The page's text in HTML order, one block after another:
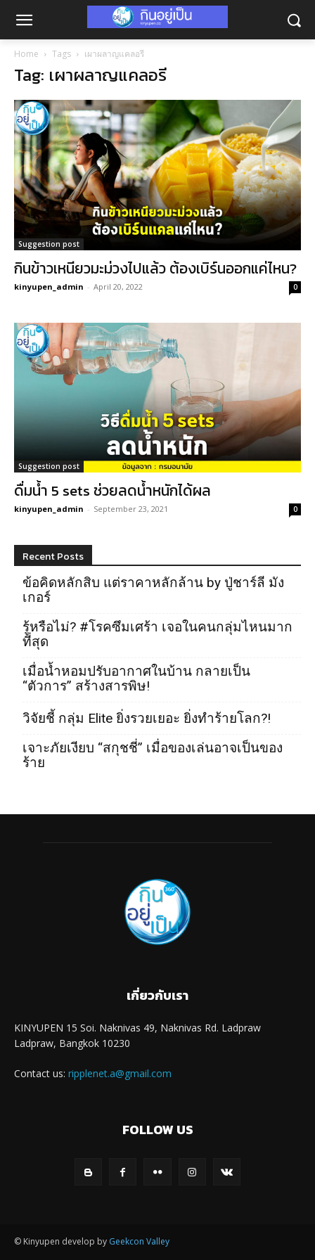
Home Tags เผาผลาญแคลอรี
Tag: เผาผลาญแคลอรี
Suggestion post
กินข้าวเหนียวมะม่วงไปแล้ว ต้องเบิร์นออกแค่ไหน?
kinyupen_admin - April 20, 2022 0
Suggestion post
ดื่มน้ำ 5 sets ช่วยลดน้ำหนักได้ผล
kinyupen_admin - September 23, 2021 0
Recent Posts
ข้อคิดหลักสิบ แต่ราคาหลักล้าน by ปู่ชาร์ลี มัง
เกอร์
รู้หรือไม่? #โรคซึมเศร้า เจอในคนกลุ่มไหนมาก
ที่สุด
เมื่อน้ำหอมปรับอากาศในบ้าน กลายเป็น
“ตัวการ” สร้างสารพิษ!
วิจัยชี้ กลุ่ม Elite ยิ่งรวยเยอะ ยิ่งทำร้ายโลก?!
เจาะภัยเงียบ “สกุชชี่” เมื่อของเล่นอาจเป็นของ
ร้าย
เกี่ยวกับเรา
KINYUPEN 15 Soi. Naknivas 49, Naknivas Rd. Ladpraw
Ladpraw, Bangkok 10230
Contact us: ripplenet.a@gmail.com
FOLLOW US
© Kinyupen develop by Geekcon Valley